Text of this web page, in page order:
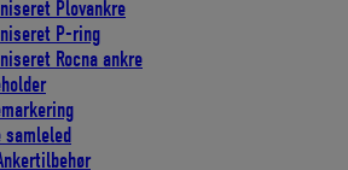
Plovankre
P-ring
Rocna ankre
samleled